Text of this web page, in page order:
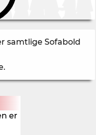
samtlige Sofabold
.
er